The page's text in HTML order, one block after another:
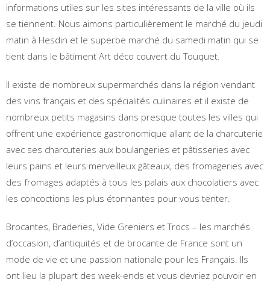
informations utiles sur les sites intéressants de la ville où ils
se tiennent. Nous aimons particulièrement le marché du jeudi
matin à Hesdin et le superbe marché du samedi matin qui se
tient dans le bâtiment Art déco couvert du Touquet.
Il existe de nombreux supermarchés dans la région vendant
des vins français et des spécialités culinaires et il existe de
nombreux petits magasins dans presque toutes les villes qui
offrent une expérience gastronomique allant de la charcuterie
avec ses charcuteries aux boulangeries et pâtisseries avec
leurs pains et leurs merveilleux gâteaux, des fromageries avec
des fromages adaptés à tous les palais aux chocolatiers avec
les concoctions les plus étonnantes pour vous tenter.
Brocantes, Braderies, Vide Greniers et Trocs – les marchés
d’occasion, d’antiquités et de brocante de France sont un
mode de vie et une passion nationale pour les Français. Ils
ont lieu la plupart des week-ends et vous devriez pouvoir en